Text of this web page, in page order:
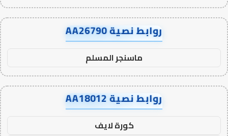
روابط نصية AA26790
ماسنجر المسلم
روابط نصية AA18012
كورة لايف